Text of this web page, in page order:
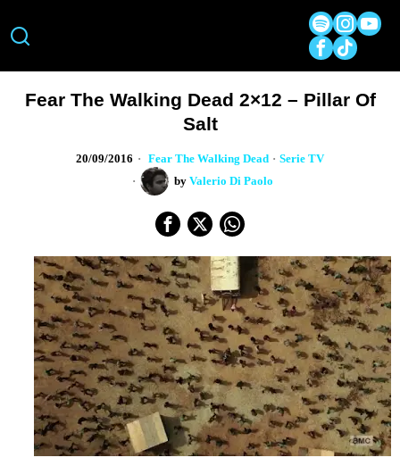
Fear The Walking Dead 2×12 – Pillar Of
Salt
20/09/2016 Fear The Walking Dead · Serie TV
by Valerio Di Paolo